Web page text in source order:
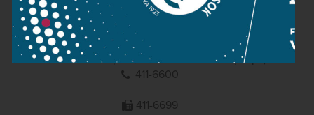
FILHARMONIKUSOK
1095 Budapest, Komor Marcell u. 1. (Müpa)
411-6600
411-6699